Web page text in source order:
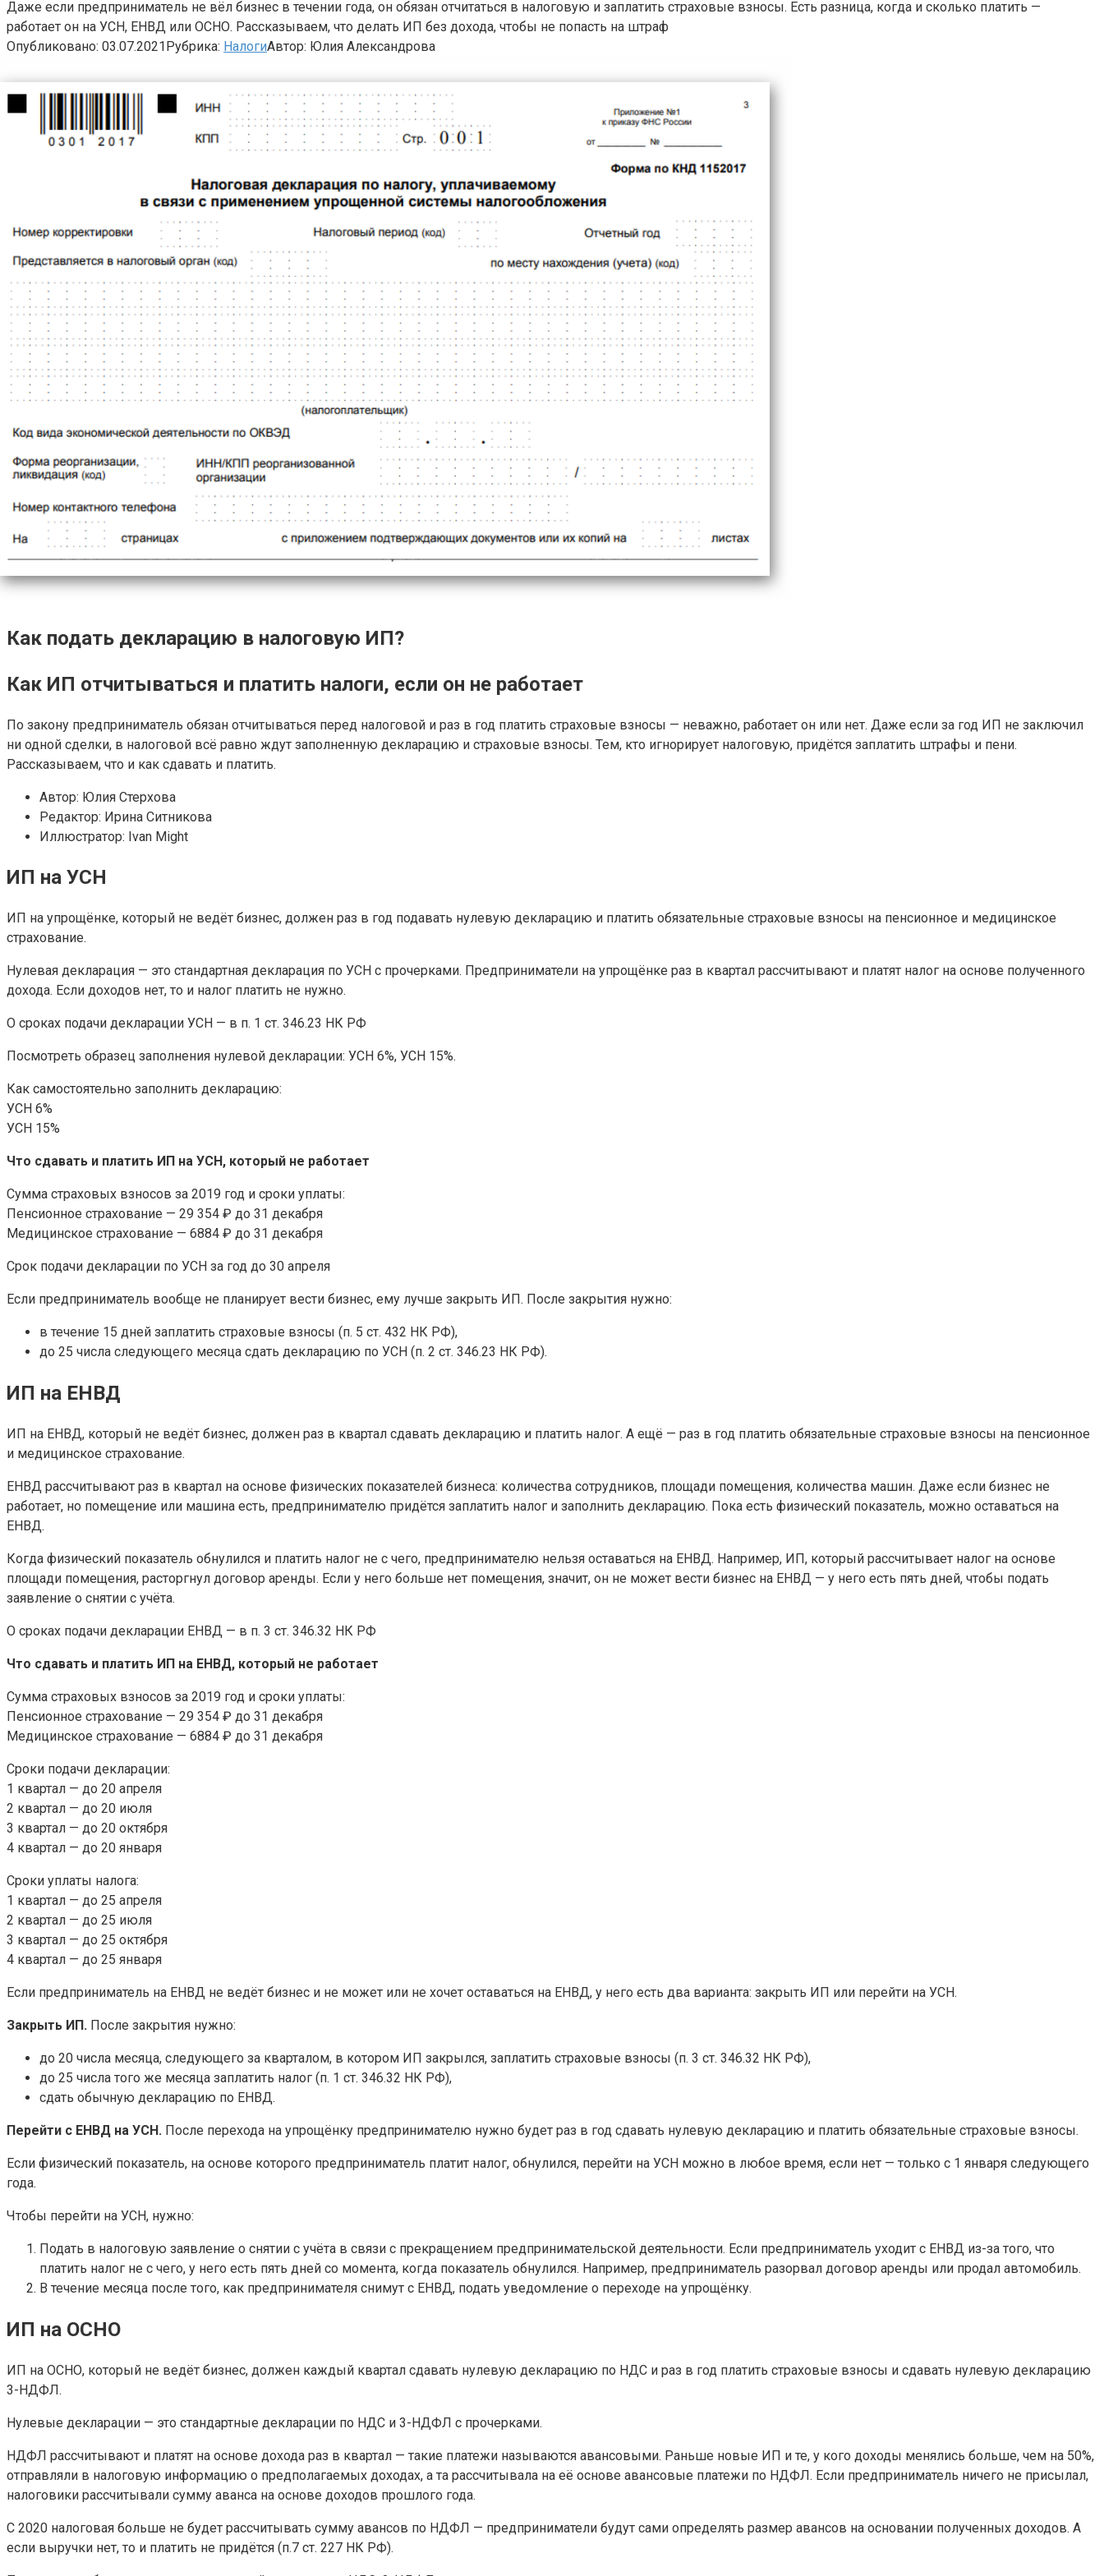
Даже если предприниматель не вёл бизнес в течении года, он обязан отчитаться в налоговую и заплатить страховые взносы. Есть разница, когда и сколько платить —
работает он на УСН, ЕНВД или ОСНО. Рассказываем, что делать ИП без дохода, чтобы не попасть на штраф
Опубликовано: 03.07.2021Рубрика: НалогиАвтор: Юлия Александрова
Как подать декларацию в налоговую ИП?
Как ИП отчитываться и платить налоги, если он не работает
По закону предприниматель обязан отчитываться перед налоговой и раз в год платить страховые взносы — неважно, работает он или нет. Даже если за год ИП не заключил
ни одной сделки, в налоговой всё равно ждут заполненную декларацию и страховые взносы. Тем, кто игнорирует налоговую, придётся заплатить штрафы и пени.
Рассказываем, что и как сдавать и платить.
Автор: Юлия Стерхова
Редактор: Ирина Ситникова
Иллюстратор: Ivan Might
ИП на УСН
ИП на упрощёнке, который не ведёт бизнес, должен раз в год подавать нулевую декларацию и платить обязательные страховые взносы на пенсионное и медицинское
страхование.
Нулевая декларация — это стандартная декларация по УСН с прочерками. Предприниматели на упрощёнке раз в квартал рассчитывают и платят налог на основе полученного
дохода. Если доходов нет, то и налог платить не нужно.
О сроках подачи декларации УСН — в п. 1 ст. 346.23 НК РФ
Посмотреть образец заполнения нулевой декларации: УСН 6%, УСН 15%.
Как самостоятельно заполнить декларацию:
УСН 6%
УСН 15%
Что сдавать и платить ИП на УСН, который не работает
Сумма страховых взносов за 2019 год и сроки уплаты:
Пенсионное страхование — 29 354 ₽ до 31 декабря
Медицинское страхование — 6884 ₽ до 31 декабря
Срок подачи декларации по УСН за год до 30 апреля
Если предприниматель вообще не планирует вести бизнес, ему лучше закрыть ИП. После закрытия нужно:
в течение 15 дней заплатить страховые взносы (п. 5 ст. 432 НК РФ),
до 25 числа следующего месяца сдать декларацию по УСН (п. 2 ст. 346.23 НК РФ).
ИП на ЕНВД
ИП на ЕНВД, который не ведёт бизнес, должен раз в квартал сдавать декларацию и платить налог. А ещё — раз в год платить обязательные страховые взносы на пенсионное
и медицинское страхование.
ЕНВД рассчитывают раз в квартал на основе физических показателей бизнеса: количества сотрудников, площади помещения, количества машин. Даже если бизнес не
работает, но помещение или машина есть, предпринимателю придётся заплатить налог и заполнить декларацию. Пока есть физический показатель, можно оставаться на
ЕНВД.
Когда физический показатель обнулился и платить налог не с чего, предпринимателю нельзя оставаться на ЕНВД. Например, ИП, который рассчитывает налог на основе
площади помещения, расторгнул договор аренды. Если у него больше нет помещения, значит, он не может вести бизнес на ЕНВД — у него есть пять дней, чтобы подать
заявление о снятии с учёта.
О сроках подачи декларации ЕНВД — в п. 3 ст. 346.32 НК РФ
Что сдавать и платить ИП на ЕНВД, который не работает
Сумма страховых взносов за 2019 год и сроки уплаты:
Пенсионное страхование — 29 354 ₽ до 31 декабря
Медицинское страхование — 6884 ₽ до 31 декабря
Сроки подачи декларации:
1 квартал — до 20 апреля
2 квартал — до 20 июля
3 квартал — до 20 октября
4 квартал — до 20 января
Сроки уплаты налога:
1 квартал — до 25 апреля
2 квартал — до 25 июля
3 квартал — до 25 октября
4 квартал — до 25 января
Если предприниматель на ЕНВД не ведёт бизнес и не может или не хочет оставаться на ЕНВД, у него есть два варианта: закрыть ИП или перейти на УСН.
Закрыть ИП. После закрытия нужно:
до 20 числа месяца, следующего за кварталом, в котором ИП закрылся, заплатить страховые взносы (п. 3 ст. 346.32 НК РФ),
до 25 числа того же месяца заплатить налог (п. 1 ст. 346.32 НК РФ),
сдать обычную декларацию по ЕНВД.
Перейти с ЕНВД на УСН. После перехода на упрощёнку предпринимателю нужно будет раз в год сдавать нулевую декларацию и платить обязательные страховые взносы.
Если физический показатель, на основе которого предприниматель платит налог, обнулился, перейти на УСН можно в любое время, если нет — только с 1 января следующего
года.
Чтобы перейти на УСН, нужно:
Подать в налоговую заявление о снятии с учёта в связи с прекращением предпринимательской деятельности. Если предприниматель уходит с ЕНВД из-за того, что
платить налог не с чего, у него есть пять дней со момента, когда показатель обнулился. Например, предприниматель разорвал договор аренды или продал автомобиль.
В течение месяца после того, как предпринимателя снимут с ЕНВД, подать уведомление о переходе на упрощёнку.
ИП на ОСНО
ИП на ОСНО, который не ведёт бизнес, должен каждый квартал сдавать нулевую декларацию по НДС и раз в год платить страховые взносы и сдавать нулевую декларацию
3-НДФЛ.
Нулевые декларации — это стандартные декларации по НДС и 3-НДФЛ с прочерками.
НДФЛ рассчитывают и платят на основе дохода раз в квартал — такие платежи называются авансовыми. Раньше новые ИП и те, у кого доходы менялись больше, чем на 50%,
отправляли в налоговую информацию о предполагаемых доходах, а та рассчитывала на её основе авансовые платежи по НДФЛ. Если предприниматель ничего не присылал,
налоговики рассчитывали сумму аванса на основе доходов прошлого года.
С 2020 налоговая больше не будет рассчитывать сумму авансов по НДФЛ — предприниматели будут сами определять размер авансов на основании полученных доходов. А
если выручки нет, то и платить не придётся (п.7 ст. 227 НК РФ).